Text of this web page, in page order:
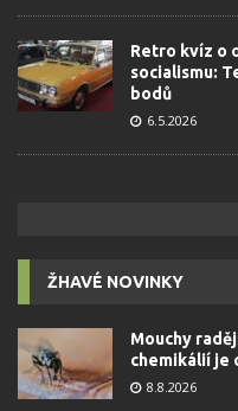
Retro kvíz o
socialismu:
bodů
6.5.2026
ŽHAVÉ NOVINKY
Mouchy
chemikálií je
8.8.2026